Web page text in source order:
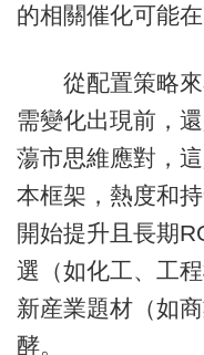
的相關催化可能
從配置策略來
需變化出現前，
蕩市思維應對，
本框架，熱度和
開始提升且長期
選（如化工、工
新産業題材（如
酵。